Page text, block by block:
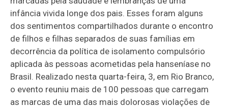
infância vivida longe dos pais. Esses foram alguns
dos sentimentos compartilhados durante o encontro
de filhos e filhas separados de suas famílias em
decorrência da política de isolamento compulsório
aplicada às pessoas acometidas pela hanseníase no
Brasil. Realizado nesta quarta-feira, 3, em Rio Branco,
o evento reuniu mais de 100 pessoas que carregam
as marcas de uma das mais dolorosas violações de